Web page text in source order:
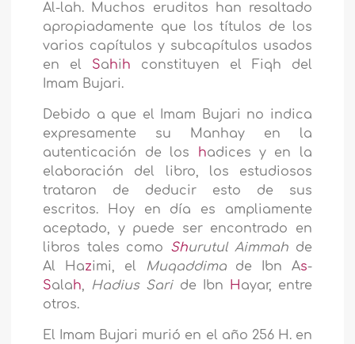
Al-lah. Muchos eruditos han resaltado
apropiadamente que los títulos de los
varios capítulos y subcapítulos usados
en el Sahih constituyen el Fiqh del
Imam Bujari.
Debido a que el Imam Bujari no indica
expresamente su Manhay en la
autenticación de los hadices y en la
elaboración del libro, los estudiosos
trataron de deducir esto de sus
escritos. Hoy en día es ampliamente
aceptado, y puede ser encontrado en
libros tales como Shurutul Aimmah de
Al Hazimi, el Muqaddimade Ibn As-
Salah, Hadius Sari de Ibn Hayar, entre
otros.
El Imam Bujari murió en el año 256 H. en